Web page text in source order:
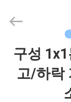
2017
HiLink
Technology
Reserved.
구성
고/하락